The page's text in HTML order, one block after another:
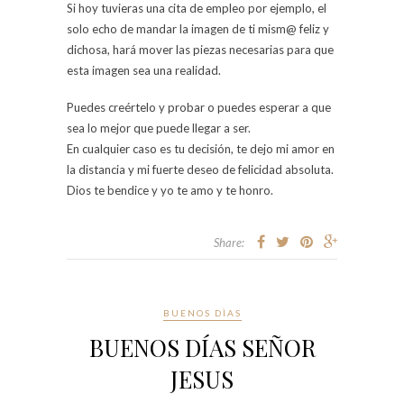
Si hoy tuvieras una cita de empleo por ejemplo, el
solo echo de mandar la imagen de ti mism@ feliz y
dichosa, hará mover las piezas necesarias para que
esta imagen sea una realidad.
Puedes creértelo y probar o puedes esperar a que
sea lo mejor que puede llegar a ser.
En cualquier caso es tu decisión, te dejo mi amor en
la distancia y mi fuerte deseo de felicidad absoluta.
Dios te bendice y yo te amo y te honro.
Share:
BUENOS DÌAS
BUENOS DÍAS SEÑOR
JESUS